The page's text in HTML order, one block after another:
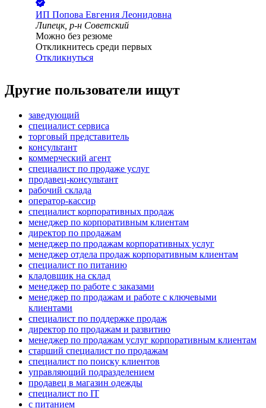
ИП Попова Евгения Леонидовна
Липецк, р-н Советский
Можно без резюме
Откликнитесь среди первых
Откликнуться
Другие пользователи ищут
заведующий
специалист сервиса
торговый представитель
консультант
коммерческий агент
специалист по продаже услуг
продавец-консультант
рабочий склада
оператор-кассир
специалист корпоративных продаж
менеджер по корпоративным клиентам
директор по продажам
менеджер по продажам корпоративных услуг
менеджер отдела продаж корпоративным клиентам
специалист по питанию
кладовщик на склад
менеджер по работе с заказами
менеджер по продажам и работе с ключевыми
клиентами
специалист по поддержке продаж
директор по продажам и развитию
менеджер по продажам услуг корпоративным клиентам
старший специалист по продажам
специалист по поиску клиентов
управляющий подразделением
продавец в магазин одежды
специалист по IT
с питанием